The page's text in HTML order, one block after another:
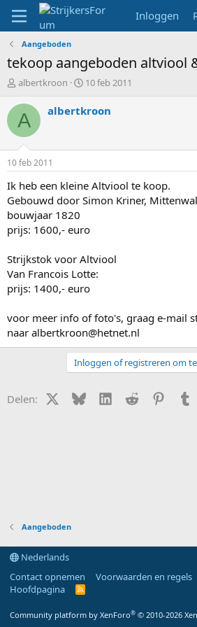
Inloggen
Aangeboden
tekoop aangeboden altviool
T
p
i
s
t
a
r
e
r
albertkroon
S
a
t
u
m
10 feb 2011
A albertkroon
10 feb 2011
Ik heb een kleine Altviool te koop.
Gebouwd door Simon Kriner,
bouwjaar 1820
prijs: 1600,- euro
Strijkstok voor Altviool
Van Francois Lotte:
prijs: 1400,- euro
voor meer info of foto's, graag e-mail
naar albertkroon@hetnet.nl
Inloggen of registreren om
Delen: X (Twitter)
BlueskyLinkedIn
Reddit
Aangeboden
Nederlands
Contact opnemen
Voorwaarden en regels
Hoofdpagina
R
Community platform by XenForo® © 2010-2026